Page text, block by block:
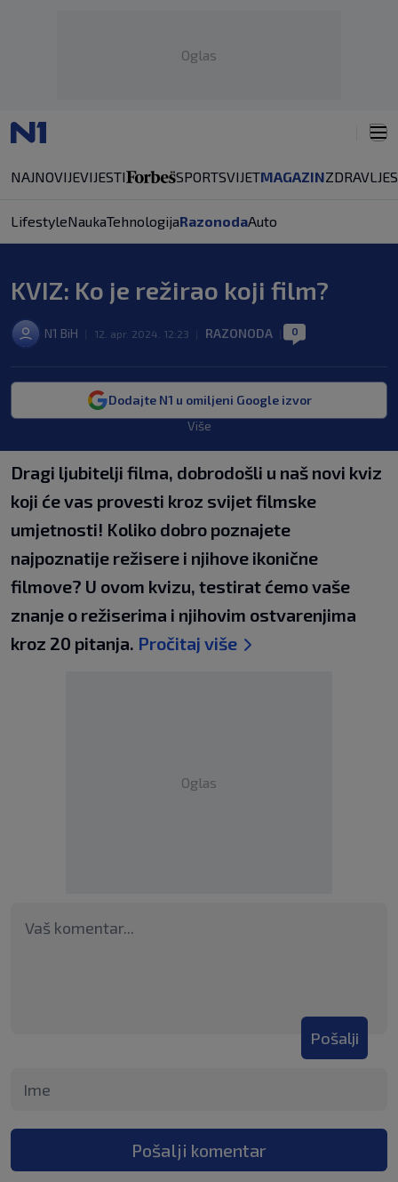
Oglas
NAJNOVIJEVIJESTI SPORTSVIJETMAGAZINZDRAVLJE
LifestyleNaukaTehnologijaRazonodaAuto
KVIZ: Ko je režirao koji film?
N1 BiH 12. apr. 2024. 12:23 RAZONODA 0
Dodajte N1 u omiljeni Google izvor
Više
Dragi ljubitelji filma, dobrodošli u naš novi kviz
koji će vas provesti kroz svijet filmske
umjetnosti! Koliko dobro poznajete
najpoznatije režisere i njihove ikonične
filmove? U ovom kvizu, testirat ćemo vaše
znanje o režiserima i njihovim ostvarenjima
kroz 20 pitanja. Pročitaj više
Oglas
Pošalji
Pošalji komentar